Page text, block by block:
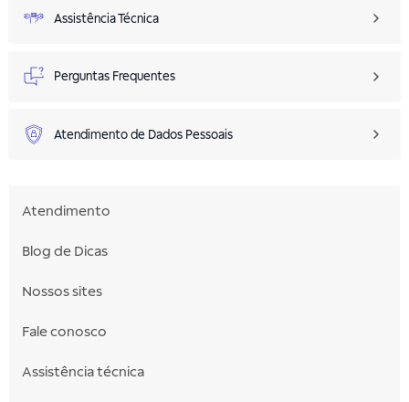
Assistência Técnica
Perguntas Frequentes
Atendimento de Dados Pessoais
Atendimento
Blog de Dicas
Nossos sites
Fale conosco
Assistência técnica